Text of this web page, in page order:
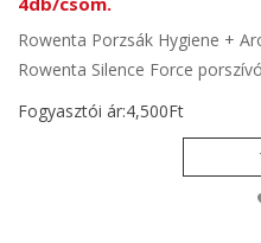
Rowenta Porzsák Hygiene +
Rowenta Silence Force
Fogyasztói ár:4,500Ft